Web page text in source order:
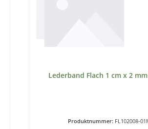
Lederband Flach 1 cm x 2
Produktnummer: FL102008-